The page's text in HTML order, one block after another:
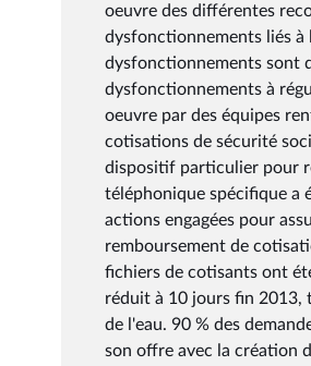
oeuvre des différentes
dysfonctionnements liés à
dysfonctionnements sont
dysfonctionnements à
oeuvre par des équipes
cotisations de sécurité
dispositif particulier pour
téléphonique spécifique a
actions engagées pour
remboursement de
fichiers de cotisants ont
réduit à 10 jours fin 2013,
de l'eau. 90 % des
son offre avec la création